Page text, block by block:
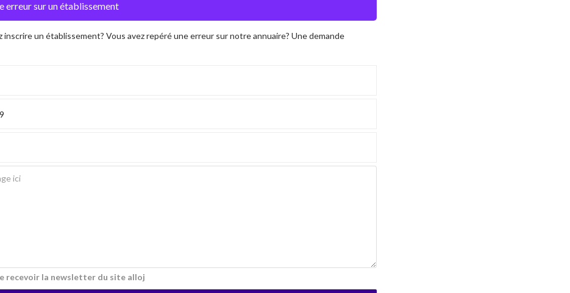
inscrire un établissement? Vous avez repéré une erreur sur notre annuaire? Une demande
recevoir la newsletter du site alloj